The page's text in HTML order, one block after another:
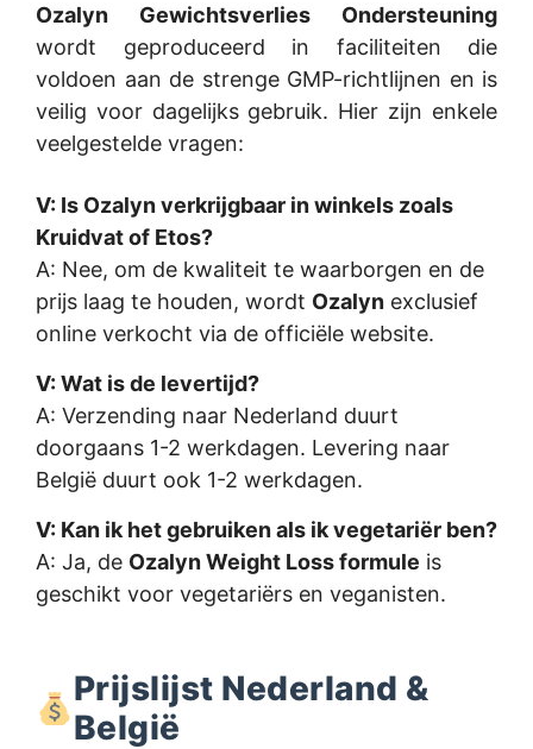
Ozalyn Gewichtsverlies Ondersteuning
wordt geproduceerd in faciliteiten die
voldoen aan de strenge GMP-richtlijnen en is
veilig voor dagelijks gebruik. Hier zijn enkele
veelgestelde vragen:
V: Is Ozalyn verkrijgbaar in winkels zoals
Kruidvat of Etos?
A: Nee, om de kwaliteit te waarborgen en de
prijs laag te houden, wordt Ozalyn exclusief
online verkocht via de officiële website.
V: Wat is de levertijd?
A: Verzending naar Nederland duurt
doorgaans 1-2 werkdagen. Levering naar
België duurt ook 1-2 werkdagen.
V: Kan ik het gebruiken als ik vegetariër ben?
A: Ja, de Ozalyn Weight Loss formule is
geschikt voor vegetariërs en veganisten.
Prijslijst Nederland &
België